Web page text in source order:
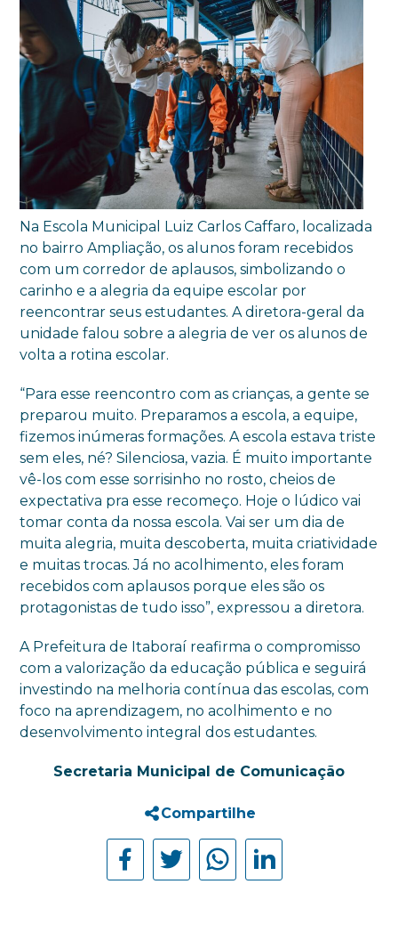
Na Escola Municipal Luiz Carlos Caffaro, localizada
no bairro Ampliação, os alunos foram recebidos
com um corredor de aplausos, simbolizando o
carinho e a alegria da equipe escolar por
reencontrar seus estudantes. A diretora-geral da
unidade falou sobre a alegria de ver os alunos de
volta a rotina escolar.
“Para esse reencontro com as crianças, a gente se
preparou muito. Preparamos a escola, a equipe,
fizemos inúmeras formações. A escola estava triste
sem eles, né? Silenciosa, vazia. É muito importante
vê-los com esse sorrisinho no rosto, cheios de
expectativa pra esse recomeço. Hoje o lúdico vai
tomar conta da nossa escola. Vai ser um dia de
muita alegria, muita descoberta, muita criatividade
e muitas trocas. Já no acolhimento, eles foram
recebidos com aplausos porque eles são os
protagonistas de tudo isso”, expressou a diretora.
A Prefeitura de Itaboraí reafirma o compromisso
com a valorização da educação pública e seguirá
investindo na melhoria contínua das escolas, com
foco na aprendizagem, no acolhimento e no
desenvolvimento integral dos estudantes.
Secretaria Municipal de Comunicação
Compartilhe